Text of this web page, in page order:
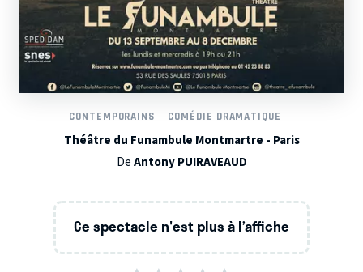
CONTEMPORAINS COMÉDIE DRAMATIQUE
Théâtre du Funambule Montmartre - Paris
DeAntony PUIRAVEAUD
Ce spectacle n'est plus à l’affiche